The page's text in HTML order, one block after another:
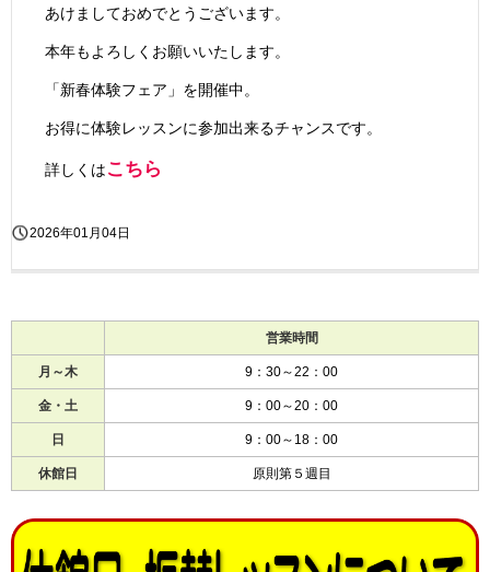
あけましておめでとうございます。
本年もよろしくお願いいたします。
「新春体験フェア」を開催中。
お得に体験レッスンに参加出来るチャンスです。
詳しくはこちら
2026年01月04日
営業時間
月～木 9：30～22：00
金・土 9：00～20：00
日 9：00～18：00
休館日 原則第５週目